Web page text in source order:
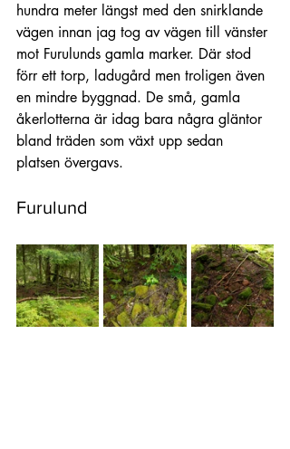
hundra meter längst med den snirklande
vägen innan jag tog av vägen till vänster
mot Furulunds gamla marker. Där stod
förr ett torp, ladugård men troligen även
en mindre byggnad. De små, gamla
åkerlotterna är idag bara några gläntor
bland träden som växt upp sedan
platsen övergavs.
Furulund